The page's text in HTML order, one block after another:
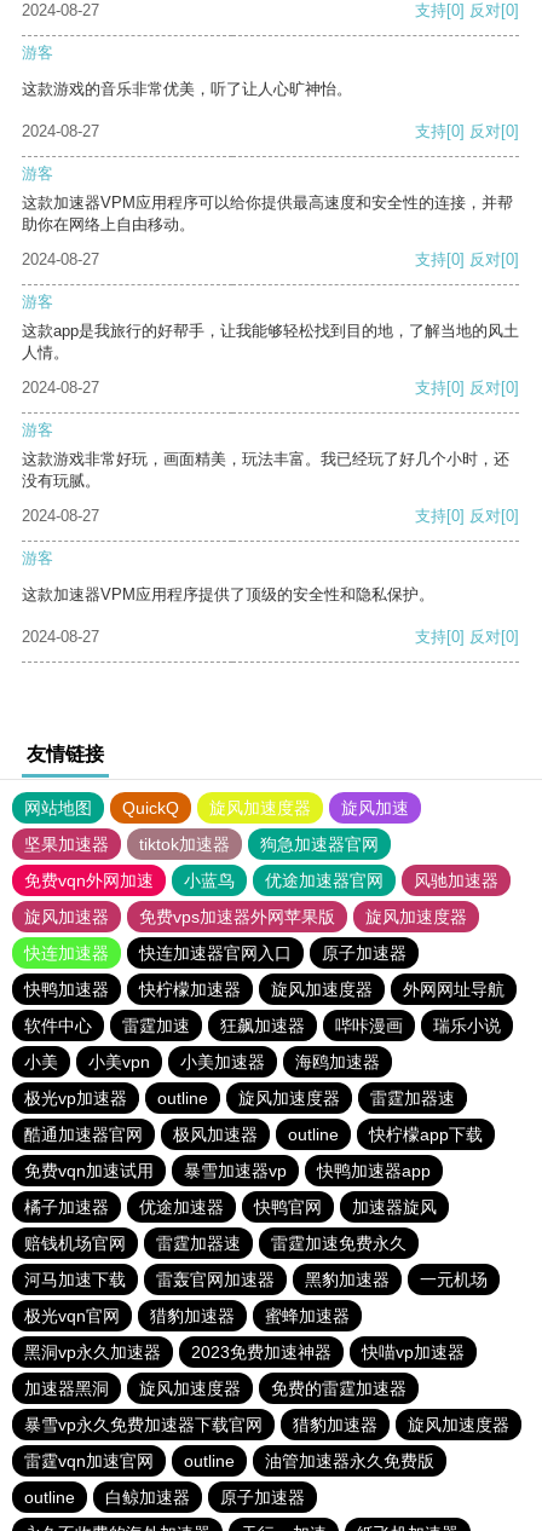
2024-08-27
支持[0] 反对[0]
游客
这款游戏的音乐非常优美，听了让人心旷神怡。
2024-08-27 支持[0] 反对[0]
游客
这款加速器VPM应用程序可以给你提供最高速度和安全性的连接，并帮
助你在网络上自由移动。
2024-08-27
支持[0] 反对[0]
游客
这款app是我旅行的好帮手，让我能够轻松找到目的地，了解当地的风土
人情。
2024-08-27
支持[0] 反对[0]
游客
这款游戏非常好玩，画面精美，玩法丰富。我已经玩了好几个小时，还
没有玩腻。
2024-08-27
支持[0] 反对[0]
游客
这款加速器VPM应用程序提供了顶级的安全性和隐私保护。
2024-08-27 支持[0] 反对[0]
友情链接
网站地图 QuickQ 旋风加速度器
旋风加速
坚果加速器
tiktok加速器
狗急加速器官网
免费vqn外网加速
小蓝鸟 优途加速器官网
风驰加速器
旋风加速器
免费vps加速器外网苹果版
旋风加速度器
快连加速器
快连加速器官网入口
原子加速器
快鸭加速器
快柠檬加速器 旋风加速度器
外网网址导航
软件中心
雷霆加速 狂飙加速器 哔咔漫画
瑞乐小说
小美
小美vpn 小美加速器
海鸥加速器
极光vp加速器
outline 旋风加速度器
雷霆加器速
酷通加速器官网
极风加速器 outline
快柠檬app下载
免费vqn加速试用
暴雪加速器vp
快鸭加速器app
橘子加速器
优途加速器 快鸭官网
加速器旋风
赔钱机场官网
雷霆加器速
雷霆加速免费永久
河马加速下载
雷轰官网加速器 黑豹加速器
一元机场
极光vqn官网
猎豹加速器
蜜蜂加速器
黑洞vp永久加速器
2023免费加速神器
快喵vp加速器
加速器黑洞
旋风加速度器
免费的雷霆加速器
暴雪vp永久免费加速器下载官网
猎豹加速器
旋风加速度器
雷霆vqn加速官网
outline
油管加速器永久免费版
outline
白鲸加速器
原子加速器